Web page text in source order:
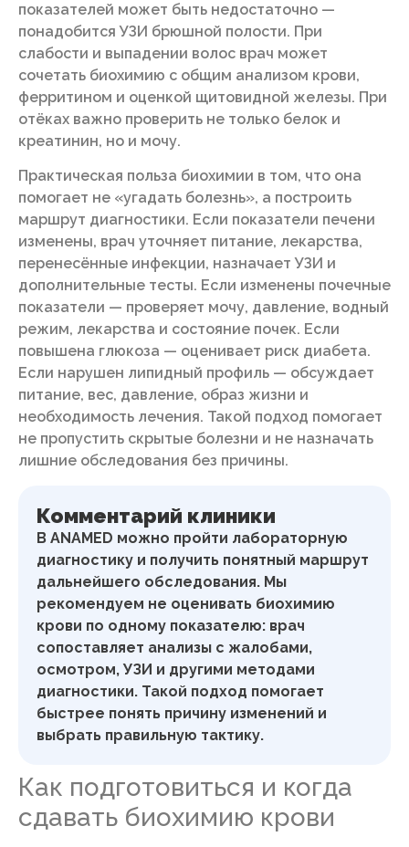
показателей может быть недостаточно —
понадобится УЗИ брюшной полости. При
слабости и выпадении волос врач может
сочетать биохимию с общим анализом крови,
ферритином и оценкой щитовидной железы. При
отёках важно проверить не только белок и
креатинин, но и мочу.
Практическая польза биохимии в том, что она
помогает не «угадать болезнь», а построить
маршрут диагностики. Если показатели печени
изменены, врач уточняет питание, лекарства,
перенесённые инфекции, назначает УЗИ и
дополнительные тесты. Если изменены почечные
показатели — проверяет мочу, давление, водный
режим, лекарства и состояние почек. Если
повышена глюкоза — оценивает риск диабета.
Если нарушен липидный профиль — обсуждает
питание, вес, давление, образ жизни и
необходимость лечения. Такой подход помогает
не пропустить скрытые болезни и не назначать
лишние обследования без причины.
Комментарий клиники
В ANAMED можно пройти лабораторную
диагностику и получить понятный маршрут
дальнейшего обследования. Мы
рекомендуем не оценивать биохимию
крови по одному показателю: врач
сопоставляет анализы с жалобами,
осмотром, УЗИ и другими методами
диагностики. Такой подход помогает
быстрее понять причину изменений и
выбрать правильную тактику.
Как подготовиться и когда
сдавать биохимию крови